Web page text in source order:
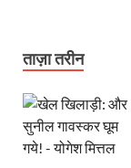
ताज़ा तरीन